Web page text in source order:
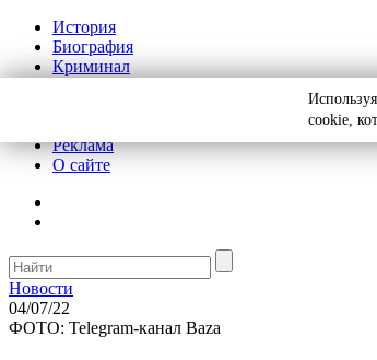
История
Биография
Криминал
Реклама
О сайте
Новости
04/07/22
ФОТО: Telegram-канал Baza
cookie,